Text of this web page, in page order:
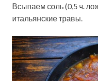
Всыпаем соль (0,5 ч.
итальянские травы.